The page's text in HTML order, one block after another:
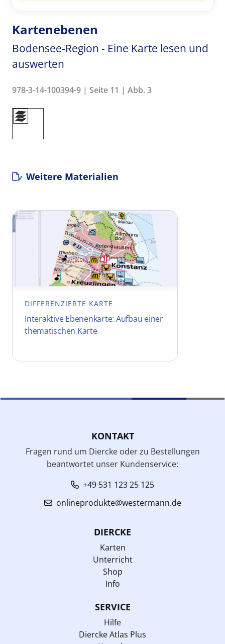
Kartenebenen
Bodensee-Region - Eine Karte lesen und
auswerten
978-3-14-100394-9 | Seite 11 | Abb. 3
Weitere Materialien
DIFFERENZIERTE KARTE
Interaktive Ebenenkarte: Aufbau einer
thematischen Karte
KONTAKT
Fragen rund um Diercke oder zu Bestellungen
beantwortet unser Kundenservice:
+49 531 123 25 125
onlineprodukte@westermann.de
DIERCKE
Karten
Unterricht
Shop
Info
SERVICE
Hilfe
Diercke Atlas Plus